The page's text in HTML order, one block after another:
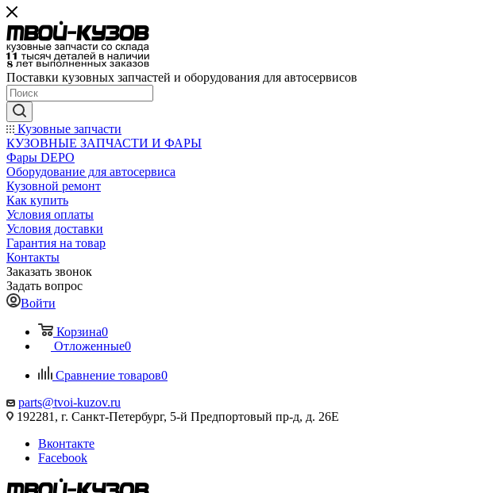
Поставки кузовных запчастей и оборудования для автосервисов
Кузовные запчасти
КУЗОВНЫЕ ЗАПЧАСТИ И ФАРЫ
Фары DEPO
Оборудование для автосервиса
Кузовной ремонт
Как купить
Условия оплаты
Условия доставки
Гарантия на товар
Контакты
Заказать звонок
Задать вопрос
Войти
Корзина0
Отложенные0
Сравнение товаров0
parts@tvoi-kuzov.ru
192281, г. Санкт-Петербург, 5-й Предпортовый пр-д, д. 26Е
Вконтакте
Facebook